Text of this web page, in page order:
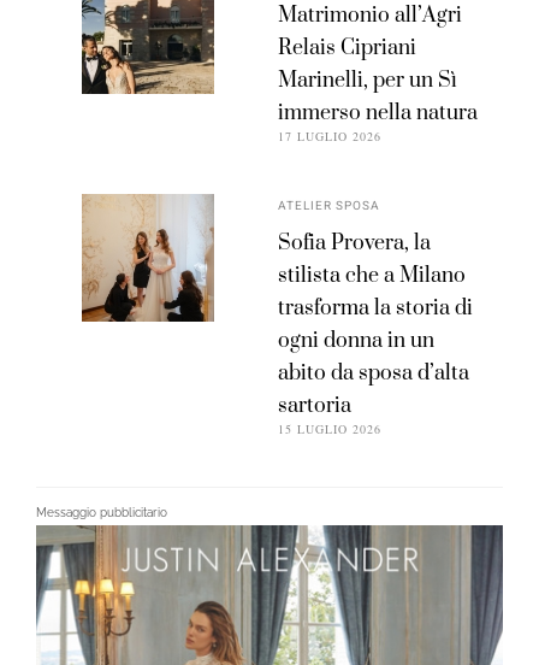
Matrimonio all’Agri
Relais Cipriani
Marinelli, per un Sì
immerso nella natura
17 LUGLIO 2026
ATELIER SPOSA
Sofia Provera, la
stilista che a Milano
trasforma la storia di
ogni donna in un
abito da sposa d’alta
sartoria
15 LUGLIO 2026
Messaggio pubblicitario